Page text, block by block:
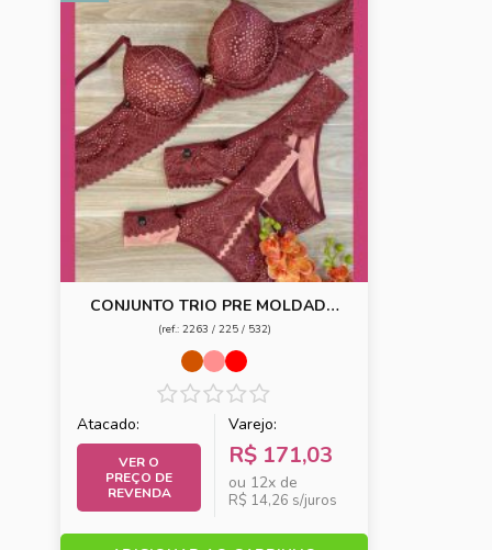
CONJUNTO TRIO PRE MOLDADO
TACTEL COM RENDA ELASTICO
DUPLO
(ref.: 2263 / 225 / 532)
Atacado:
VER O
PREÇO DE
REVENDA
Varejo:
R$ 171,03
ou 12x de
R$ 14,26 s/juros